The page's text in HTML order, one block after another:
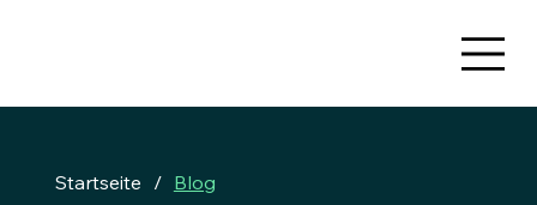
Startseite / Blog